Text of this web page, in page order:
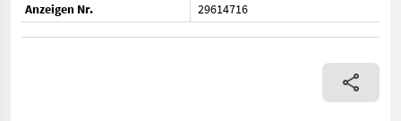
Anzeigen Nr.
29614716